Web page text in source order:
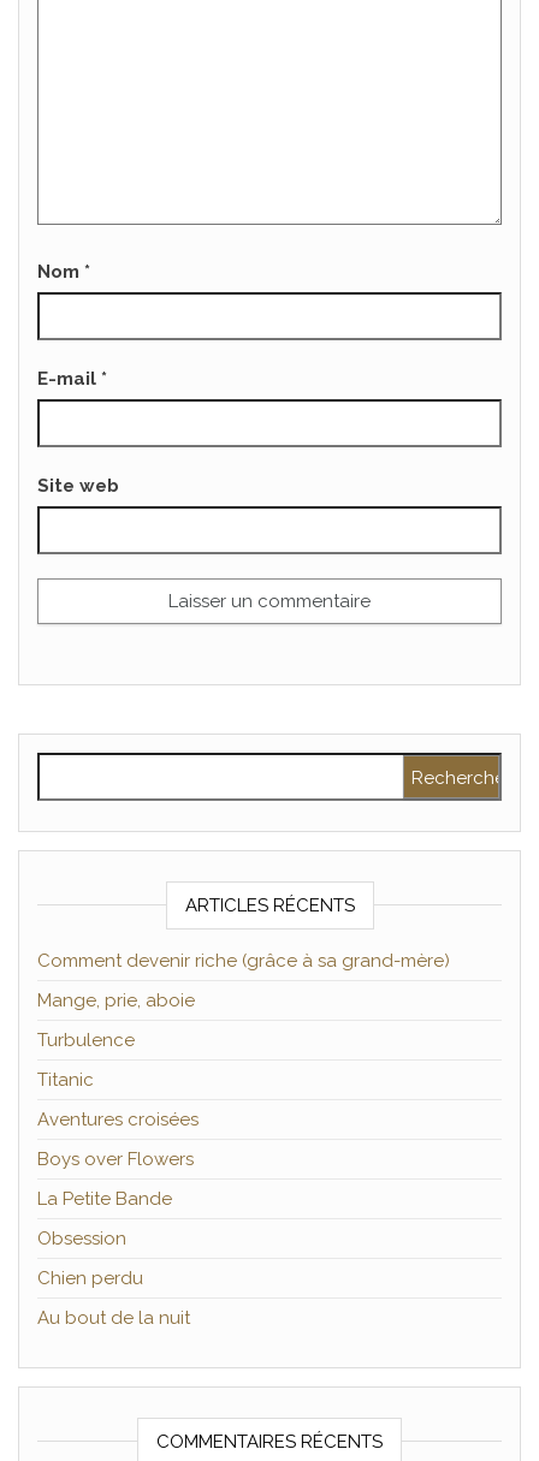
Nom *
E-mail *
Site web
ARTICLES RÉCENTS
Comment devenir riche (grâce à sa grand-mère)
Mange, prie, aboie
Turbulence
Titanic
Aventures croisées
Boys over Flowers
La Petite Bande
Obsession
Chien perdu
Au bout de la nuit
COMMENTAIRES RÉCENTS